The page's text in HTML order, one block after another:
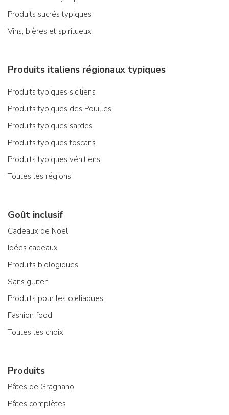
Produits sucrés typiques
Vins, bières et spiritueux
Produits italiens régionaux typiques
Produits typiques siciliens
Produits typiques des Pouilles
Produits typiques sardes
Produits typiques toscans
Produits typiques vénitiens
Toutes les régions
Goût inclusif
Cadeaux de Noël
Idées cadeaux
Produits biologiques
Sans gluten
Produits pour les cœliaques
Fashion food
Toutes les choix
Produits
Pâtes de Gragnano
Pâtes complètes